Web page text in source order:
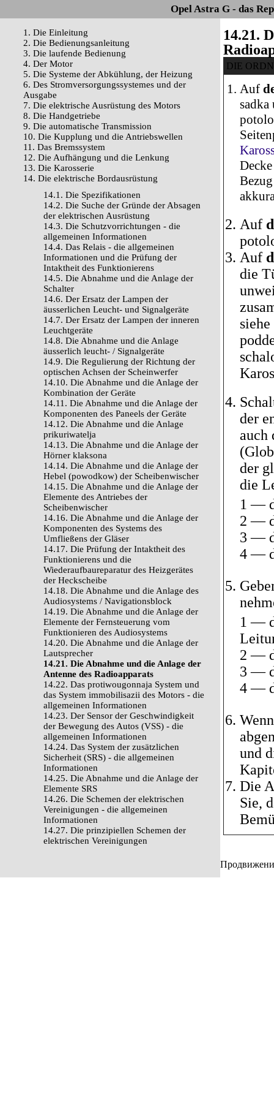
Opel Astra G - das
1. Die Einleitung
2. Die Bedienungsanleitung
3. Die laufende Bedienung
4. Der Motor
5. Die Systeme der Abkühlung, der Heizung
6. Des Stromversorgungssystemes und der
Ausgabe
7. Die elektrische Ausrüstung des Motors
8. Die Handgetriebe
9. Die automatische Transmission
10. Die Kupplung und die Antriebswellen
11. Das Bremssystem
12. Die Aufhängung und die Lenkung
13. Die Karosserie
14. Die elektrische Bordausrüstung
14.1. Die Spezifikationen
14.2. Die Suche der Gründe der Absagen
der elektrischen Ausrüstung
14.3. Die Schutzvorrichtungen - die
allgemeinen Informationen
14.4. Das Relais - die allgemeinen
Informationen und die Prüfung der
Intaktheit des Funktionierens
14.5. Die Abnahme und die Anlage der
Schalter
14.6. Der Ersatz der Lampen der
äusserlichen Leucht- und Signalgeräte
14.7. Der Ersatz der Lampen der inneren
Leuchtgeräte
14.8. Die Abnahme und die Anlage
äusserlich leucht- / Signalgeräte
14.9. Die Regulierung der Richtung der
optischen Achsen der Scheinwerfer
14.10. Die Abnahme und die Anlage der
Kombination der Geräte
14.11. Die Abnahme und die Anlage der
Komponenten des Paneels der Geräte
14.12. Die Abnahme und die Anlage
prikuriwatelja
14.13. Die Abnahme und die Anlage der
Hörner klaksona
14.14. Die Abnahme und die Anlage der
Hebel (powodkow) der Scheibenwischer
14.15. Die Abnahme und die Anlage der
Elemente des Antriebes der
Scheibenwischer
14.16. Die Abnahme und die Anlage der
Komponenten des Systems des
Umfließens der Gläser
14.17. Die Prüfung der Intaktheit des
Funktionierens und die
Wiederaufbaureparatur des Heizgerätes
der Heckscheibe
14.18. Die Abnahme und die Anlage des
Audiosystems / Navigationsblock
14.19. Die Abnahme und die Anlage der
Elemente der Fernsteuerung vom
Funktionieren des Audiosystems
14.20. Die Abnahme und die Anlage der
Lautsprecher
14.21. Die Abnahme und die Anlage der
Antenne des Radioapparats
14.22. Das protiwougonnaja System und
das System immobilisazii des Motors - die
allgemeinen Informationen
14.23. Der Sensor der Geschwindigkeit
der Bewegung des Autos (VSS) - die
allgemeinen Informationen
14.24. Das System der zusätzlichen
Sicherheit (SRS) - die allgemeinen
Informationen
14.25. Die Abnahme und die Anlage der
Elemente SRS
14.26. Die Schemen der elektrischen
Vereinigungen - die allgemeinen
Informationen
14.27. Die prinzipiellen Schemen der
elektrischen Vereinigungen
14.21.
DIE
Auf
Auf
Auf
die
siehe
der
auch
der
die
1 —
2 —
3 —
4 —
1 —
2 —
3 —
4 —
und
Die
Sie,